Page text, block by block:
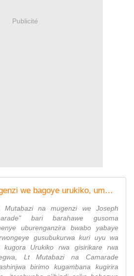
Publicité
Lt Mutabazi na mugenzi we bagoye urukiko, umwe asohorwa igitaraganya
na mugenzi we Joseph
bari barahawe gusoma
uburenganzira bwabo yabaye
gusubukurwa kuri uyu wa
kugora Urukiko rwa gisirikare rwa
Lt Mutabazi na Camarade
birimo kugambana kugirira